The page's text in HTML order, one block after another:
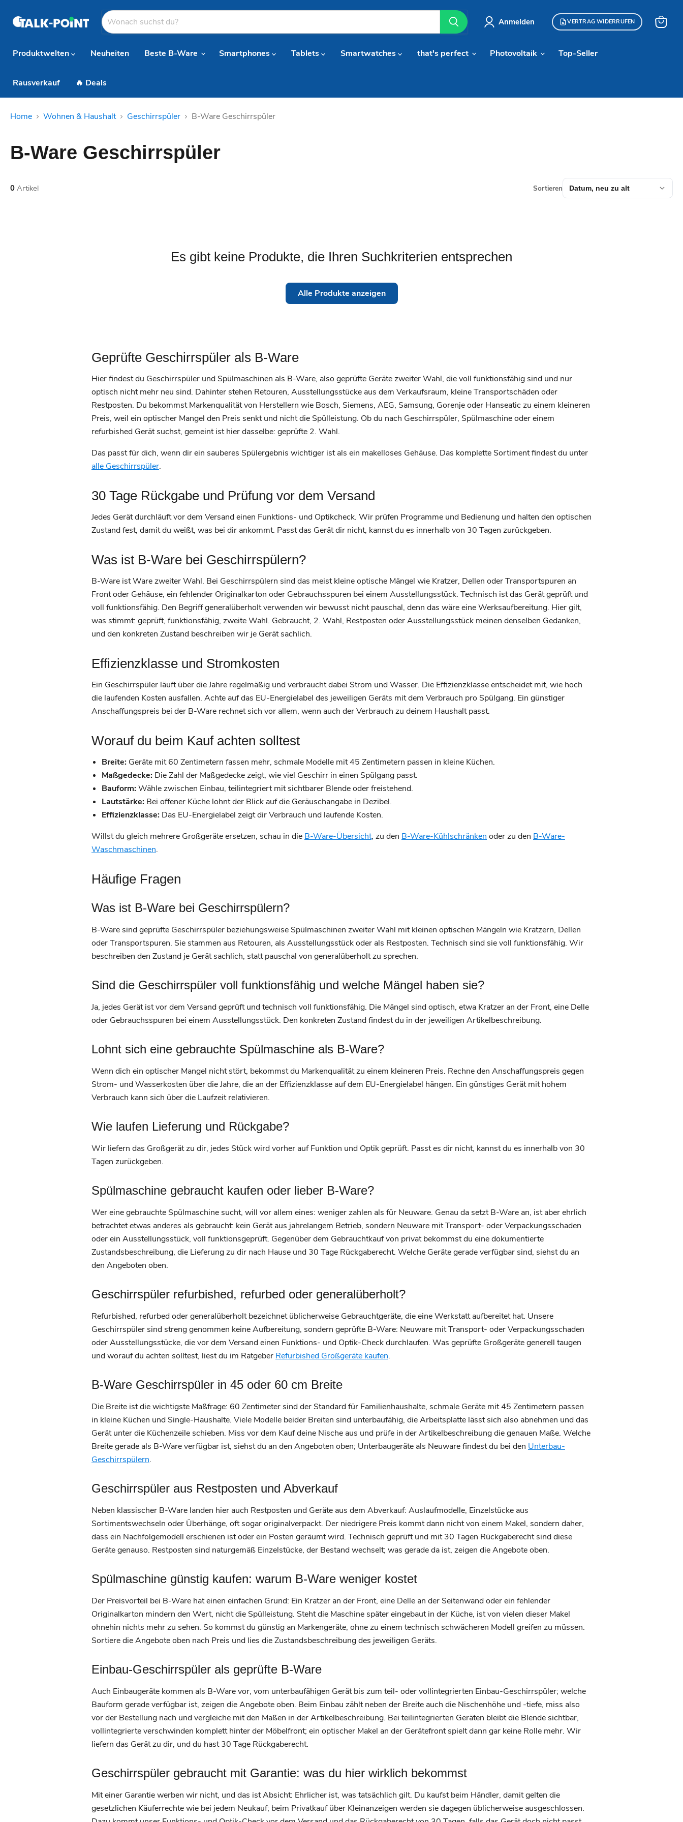
Anmelden VERTRAG WIDERRUFEN
Produktwelten
Neuheiten Beste B-Ware Smartphones Tablets Smartwatches that's perfect Photovoltaik Top-Seller
Rausverkauf 🔥 Deals
Home Wohnen & Haushalt Geschirrspüler B-Ware Geschirrspüler
B-Ware Geschirrspüler
0 Artikel Sortieren
Es gibt keine Produkte, die Ihren Suchkriterien entsprechen
Alle Produkte anzeigen
Geprüfte Geschirrspüler als B-Ware
Hier findest du Geschirrspüler und Spülmaschinen als B-Ware, also geprüfte Geräte zweiter Wahl, die voll funktionsfähig sind und nur
optisch nicht mehr neu sind. Dahinter stehen Retouren, Ausstellungsstücke aus dem Verkaufsraum, kleine Transportschäden oder
Restposten. Du bekommst Markenqualität von Herstellern wie Bosch, Siemens, AEG, Samsung, Gorenje oder Hanseatic zu einem kleineren
Preis, weil ein optischer Mangel den Preis senkt und nicht die Spülleistung. Ob du nach Geschirrspüler, Spülmaschine oder einem
refurbished Gerät suchst, gemeint ist hier dasselbe: geprüfte 2. Wahl.
Das passt für dich, wenn dir ein sauberes Spülergebnis wichtiger ist als ein makelloses Gehäuse. Das komplette Sortiment findest du unter
alle Geschirrspüler.
30 Tage Rückgabe und Prüfung vor dem Versand
Jedes Gerät durchläuft vor dem Versand einen Funktions- und Optikcheck. Wir prüfen Programme und Bedienung und halten den optischen
Zustand fest, damit du weißt, was bei dir ankommt. Passt das Gerät dir nicht, kannst du es innerhalb von 30 Tagen zurückgeben.
Was ist B-Ware bei Geschirrspülern?
B-Ware ist Ware zweiter Wahl. Bei Geschirrspülern sind das meist kleine optische Mängel wie Kratzer, Dellen oder Transportspuren an
Front oder Gehäuse, ein fehlender Originalkarton oder Gebrauchsspuren bei einem Ausstellungsstück. Technisch ist das Gerät geprüft und
voll funktionsfähig. Den Begriff generalüberholt verwenden wir bewusst nicht pauschal, denn das wäre eine Werksaufbereitung. Hier gilt,
was stimmt: geprüft, funktionsfähig, zweite Wahl. Gebraucht, 2. Wahl, Restposten oder Ausstellungsstück meinen denselben Gedanken,
und den konkreten Zustand beschreiben wir je Gerät sachlich.
Effizienzklasse und Stromkosten
Ein Geschirrspüler läuft über die Jahre regelmäßig und verbraucht dabei Strom und Wasser. Die Effizienzklasse entscheidet mit, wie hoch
die laufenden Kosten ausfallen. Achte auf das EU-Energielabel des jeweiligen Geräts mit dem Verbrauch pro Spülgang. Ein günstiger
Anschaffungspreis bei der B-Ware rechnet sich vor allem, wenn auch der Verbrauch zu deinem Haushalt passt.
Worauf du beim Kauf achten solltest
Breite: Geräte mit 60 Zentimetern fassen mehr, schmale Modelle mit 45 Zentimetern passen in kleine Küchen.
Maßgedecke: Die Zahl der Maßgedecke zeigt, wie viel Geschirr in einen Spülgang passt.
Bauform:Wähle zwischen Einbau, teilintegriert mit sichtbarer Blende oder freistehend.
Lautstärke: Bei offener Küche lohnt der Blick auf die Geräuschangabe in Dezibel.
Effizienzklasse: Das EU-Energielabel zeigt dir Verbrauch und laufende Kosten.
Willst du gleich mehrere Großgeräte ersetzen, schau in die B-Ware-Übersicht, zu den B-Ware-Kühlschränken oder zu den B-Ware-
Waschmaschinen.
Häufige Fragen
Was ist B-Ware bei Geschirrspülern?
B-Ware sind geprüfte Geschirrspüler beziehungsweise Spülmaschinen zweiter Wahl mit kleinen optischen Mängeln wie Kratzern, Dellen
oder Transportspuren. Sie stammen aus Retouren, als Ausstellungsstück oder als Restposten. Technisch sind sie voll funktionsfähig. Wir
beschreiben den Zustand je Gerät sachlich, statt pauschal von generalüberholt zu sprechen.
Sind die Geschirrspüler voll funktionsfähig und welche Mängel haben sie?
Ja, jedes Gerät ist vor dem Versand geprüft und technisch voll funktionsfähig. Die Mängel sind optisch, etwa Kratzer an der Front, eine Delle
oder Gebrauchsspuren bei einem Ausstellungsstück. Den konkreten Zustand findest du in der jeweiligen Artikelbeschreibung.
Lohnt sich eine gebrauchte Spülmaschine als B-Ware?
Wenn dich ein optischer Mangel nicht stört, bekommst du Markenqualität zu einem kleineren Preis. Rechne den Anschaffungspreis gegen
Strom- und Wasserkosten über die Jahre, die an der Effizienzklasse auf dem EU-Energielabel hängen. Ein günstiges Gerät mit hohem
Verbrauch kann sich über die Laufzeit relativieren.
Wie laufen Lieferung und Rückgabe?
Wir liefern das Großgerät zu dir, jedes Stück wird vorher auf Funktion und Optik geprüft. Passt es dir nicht, kannst du es innerhalb von 30
Tagen zurückgeben.
Spülmaschine gebraucht kaufen oder lieber B-Ware?
Wer eine gebrauchte Spülmaschine sucht, will vor allem eines: weniger zahlen als für Neuware. Genau da setzt B-Ware an, ist aber ehrlich
betrachtet etwas anderes als gebraucht: kein Gerät aus jahrelangem Betrieb, sondern Neuware mit Transport- oder Verpackungsschaden
oder ein Ausstellungsstück, voll funktionsgeprüft. Gegenüber dem Gebrauchtkauf von privat bekommst du eine dokumentierte
Zustandsbeschreibung, die Lieferung zu dir nach Hause und 30 Tage Rückgaberecht. Welche Geräte gerade verfügbar sind, siehst du an
den Angeboten oben.
Geschirrspüler refurbished, refurbed oder generalüberholt?
Refurbished, refurbed oder generalüberholt bezeichnet üblicherweise Gebrauchtgeräte, die eine Werkstatt aufbereitet hat. Unsere
Geschirrspüler sind streng genommen keine Aufbereitung, sondern geprüfte B-Ware: Neuware mit Transport- oder Verpackungsschaden
oder Ausstellungsstücke, die vor dem Versand einen Funktions- und Optik-Check durchlaufen. Was geprüfte Großgeräte generell taugen
und worauf du achten solltest, liest du im Ratgeber Refurbished Großgeräte kaufen.
B-Ware Geschirrspüler in 45 oder 60 cm Breite
Die Breite ist die wichtigste Maßfrage: 60 Zentimeter sind der Standard für Familienhaushalte, schmale Geräte mit 45 Zentimetern passen
in kleine Küchen und Single-Haushalte. Viele Modelle beider Breiten sind unterbaufähig, die Arbeitsplatte lässt sich also abnehmen und das
Gerät unter die Küchenzeile schieben. Miss vor dem Kauf deine Nische aus und prüfe in der Artikelbeschreibung die genauen Maße. Welche
Breite gerade als B-Ware verfügbar ist, siehst du an den Angeboten oben; Unterbaugeräte als Neuware findest du bei den Unterbau-
Geschirrspülern.
Geschirrspüler aus Restposten und Abverkauf
Neben klassischer B-Ware landen hier auch Restposten und Geräte aus dem Abverkauf: Auslaufmodelle, Einzelstücke aus
Sortimentswechseln oder Überhänge, oft sogar originalverpackt. Der niedrigere Preis kommt dann nicht von einem Makel, sondern daher,
dass ein Nachfolgemodell erschienen ist oder ein Posten geräumt wird. Technisch geprüft und mit 30 Tagen Rückgaberecht sind diese
Geräte genauso. Restposten sind naturgemäß Einzelstücke, der Bestand wechselt; was gerade da ist, zeigen die Angebote oben.
Spülmaschine günstig kaufen: warum B-Ware weniger kostet
Der Preisvorteil bei B-Ware hat einen einfachen Grund: Ein Kratzer an der Front, eine Delle an der Seitenwand oder ein fehlender
Originalkarton mindern den Wert, nicht die Spülleistung. Steht die Maschine später eingebaut in der Küche, ist von vielen dieser Makel
ohnehin nichts mehr zu sehen. So kommst du günstig an Markengeräte, ohne zu einem technisch schwächeren Modell greifen zu müssen.
Sortiere die Angebote oben nach Preis und lies die Zustandsbeschreibung des jeweiligen Geräts.
Einbau-Geschirrspüler als geprüfte B-Ware
Auch Einbaugeräte kommen als B-Ware vor, vom unterbaufähigen Gerät bis zum teil- oder vollintegrierten Einbau-Geschirrspüler; welche
Bauform gerade verfügbar ist, zeigen die Angebote oben. Beim Einbau zählt neben der Breite auch die Nischenhöhe und -tiefe, miss also
vor der Bestellung nach und vergleiche mit den Maßen in der Artikelbeschreibung. Bei teilintegrierten Geräten bleibt die Blende sichtbar,
vollintegrierte verschwinden komplett hinter der Möbelfront; ein optischer Makel an der Gerätefront spielt dann gar keine Rolle mehr. Wir
liefern das Gerät zu dir, und du hast 30 Tage Rückgaberecht.
Geschirrspüler gebraucht mit Garantie: was du hier wirklich bekommst
Mit einer Garantie werben wir nicht, und das ist Absicht: Ehrlicher ist, was tatsächlich gilt. Du kaufst beim Händler, damit gelten die
gesetzlichen Käuferrechte wie bei jedem Neukauf; beim Privatkauf über Kleinanzeigen werden sie dagegen üblicherweise ausgeschlossen.